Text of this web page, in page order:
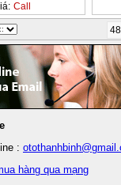
Call
:
hàng qua mạng